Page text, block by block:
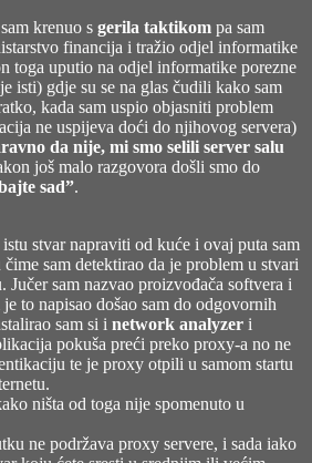
krenuo s gerila taktikom pa sam
financija i tražio odjel informatike
toga uputio na odjel informatike porezne
isti) gdje su se na glas čudili kako sam
kada sam uspio objasniti problem
ne uspijeva doći do njihovog servera)
da nije, mi smo selili server salu
još malo razgovora došli smo do
sad”.
stvar napraviti od kuće i ovaj puta sam
sam detektirao da je problem u stvari
sam nazvao proizvođača softvera i
to napisao došao sam do odgovornih
sam si i network analyzer i
pokuša preći preko proxy-a no ne
te je proxy otpili u samom startu
ništa od toga nije spomenuto u
ne podržava proxy servere, i sada iako